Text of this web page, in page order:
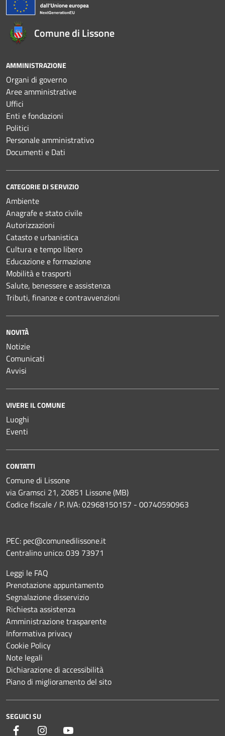
Comune di Lissone
AMMINISTRAZIONE
Organi di governo
Aree amministrative
Uffici
Enti e fondazioni
Politici
Personale amministrativo
Documenti e Dati
CATEGORIE DI SERVIZIO
Ambiente
Anagrafe e stato civile
Autorizzazioni
Catasto e urbanistica
Cultura e tempo libero
Educazione e formazione
Mobilità e trasporti
Salute, benessere e assistenza
Tributi, finanze e contravvenzioni
NOVITÀ
Notizie
Comunicati
Avvisi
VIVERE IL COMUNE
Luoghi
Eventi
CONTATTI
Comune di Lissone
via Gramsci 21, 20851 Lissone (MB)
Codice fiscale / P. IVA: 02968150157 - 00740590963
PEC: pec@comunedilissone.it
Centralino unico:039 73971
Leggi le FAQ
Prenotazione appuntamento
Segnalazione disservizio
Richiesta assistenza
Amministrazione trasparente
Informativa privacy
Cookie Policy
Note legali
Dichiarazione di accessibilità
Piano di miglioramento del sito
SEGUICI SU
Facebook Instagram